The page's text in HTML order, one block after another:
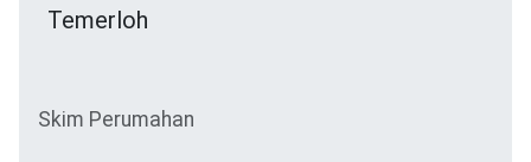
Temerloh
Skim Perumahan